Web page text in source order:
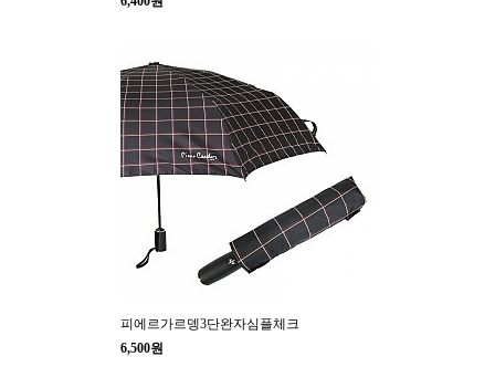
피에르가르뎅3단완자심플체크
6,500원